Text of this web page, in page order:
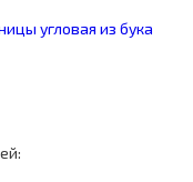
угловая из бука